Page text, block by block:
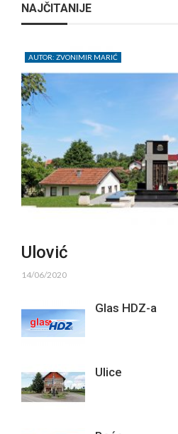
NAJČITANIJE
AUTOR: ZVONIMIR MARIĆ
Ulović
14/06/2020
Glas HDZ-a
Ulice